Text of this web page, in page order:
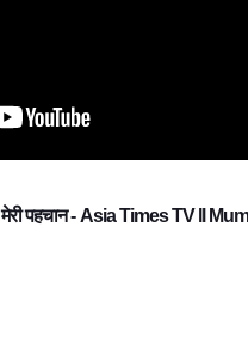
मेरी पहचान - Asia Times TV ll